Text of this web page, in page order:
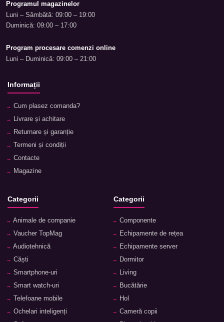
Programul magazinelor
Luni – Sâmbătă: 09:00 – 19:00
Duminică: 09:00 – 17:00
Program procesare comenzi online
Luni – Duminică: 09:00 – 21:00
Informații
Cum plasez comanda?
Livrare și achitare
Returnare și garanție
Termeni și condiții
Contacte
Magazine
Categorii
Animale de companie
Vaucher TopMag
Audiotehnică
Căști
Smartphone-uri
Smart watch-uri
Telefoane mobile
Ochelari inteligenți
Categorii
Componente
Echipamente de rețea
Echipamente server
Dormitor
Living
Bucătărie
Hol
Cameră copii